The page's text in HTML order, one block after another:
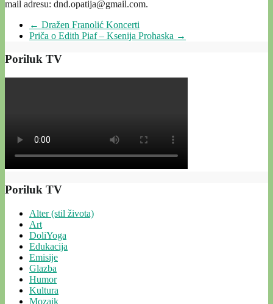
mail adresu: dnd.opatija@gmail.com.
← Dražen Franolić Koncerti
Priča o Edith Piaf – Ksenija Prohaska →
Poriluk TV
Poriluk TV
Alter (stil života)
Art
DoliYoga
Edukacija
Emisije
Glazba
Humor
Kultura
Mozaik